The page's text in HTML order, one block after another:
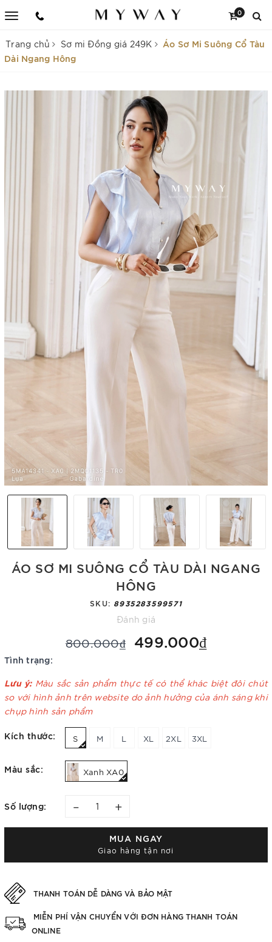
0
Trang chủ Sơ mi Đồng giá 249K
Áo Sơ Mi Suông Cổ Tàu
Dài Ngang Hông
ÁO SƠ MI SUÔNG CỔ TÀU DÀI NGANG
HÔNG
SKU: 8935283599571
Đánh giá
800.000₫ 499.000₫
Tình trạng:
Lưu ý: Màu sắc sản phẩm thực tế có thể khác biệt đôi chút
so với hình ảnh trên website do ảnh hưởng của ánh sáng khi
chụp hình sản phẩm
Kích thước: S M L XL 2XL 3XL
Màu sắc: Xanh XA0
Số lượng: – +
MUA NGAY
Giao hàng tận nơi
THANH TOÁN DỄ DÀNG VÀ BẢO MẬT
MIỄN PHÍ VẬN CHUYỂN VỚI ĐƠN HÀNG THANH TOÁN
ONLINE